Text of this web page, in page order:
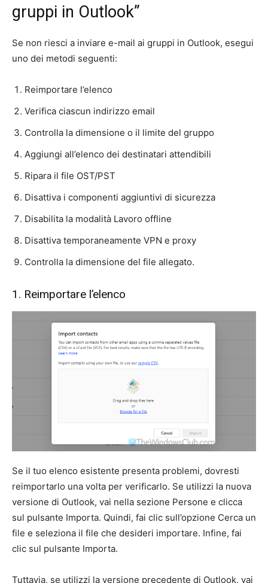
gruppi in Outlook”
Se non riesci a inviare e-mail ai gruppi in Outlook, esegui
uno dei metodi seguenti:
Reimportare l’elenco
Verifica ciascun indirizzo email
Controlla la dimensione o il limite del gruppo
Aggiungi all’elenco dei destinatari attendibili
Ripara il file OST/PST
Disattiva i componenti aggiuntivi di sicurezza
Disabilita la modalità Lavoro offline
Disattiva temporaneamente VPN e proxy
Controlla la dimensione del file allegato.
1. Reimportare l’elenco
Se il tuo elenco esistente presenta problemi, dovresti
reimportarlo una volta per verificarlo. Se utilizzi la nuova
versione di Outlook, vai nella sezione Persone e clicca
sul pulsante Importa. Quindi, fai clic sull’opzione Cerca un
file e seleziona il file che desideri importare. Infine, fai
clic sul pulsante Importa.
Tuttavia, se utilizzi la versione precedente di Outlook, vai